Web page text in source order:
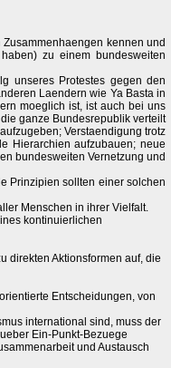
kennen und
zu einem bundesweiten
unseres Protestes gegen den
Laendern wie Ya Basta in
moeglich ist, ist auch bei uns
ganze Bundesrepublik verteilt
Verstaendigung trotz
Hierarchien aufzubauen; neue
bundesweiten Vernetzung und
Prinzipien sollten einer solchen
Menschen in ihrer Vielfalt.
kontinuierlichen
direkten Aktionsformen auf, die
Entscheidungen, von
international sind, muss der
Ein-Punkt-Bezuege
und Austausch